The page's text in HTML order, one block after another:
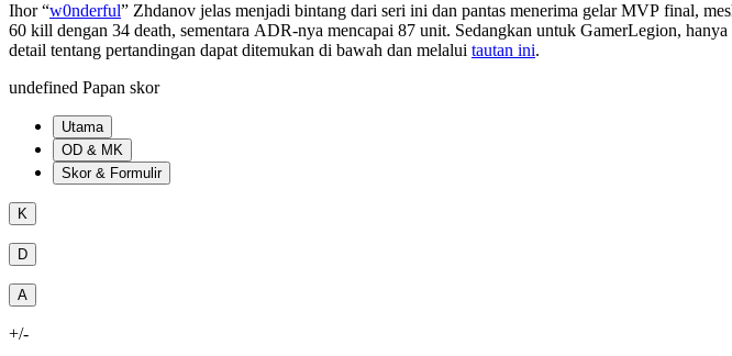
Ihor “w0nderful” Zhdanov jelas menjadi bintang dari seri ini dan pantas menerima gelar MVP final,
60 kill dengan 34 death, sementara ADR-nya mencapai 87 unit. Sedangkan untuk GamerLegion,
detail tentang pertandingan dapat ditemukan di bawah dan melalui tautan ini.
undefined Papan skor
Utama
OD & MK
Skor & Formulir
K
D
A
+/-